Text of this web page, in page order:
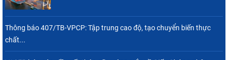
hội cho hàng giá trị...
Thông báo 407/TB-VPCP: Tập trung cao độ, tạo chuyển biến thực
chất...